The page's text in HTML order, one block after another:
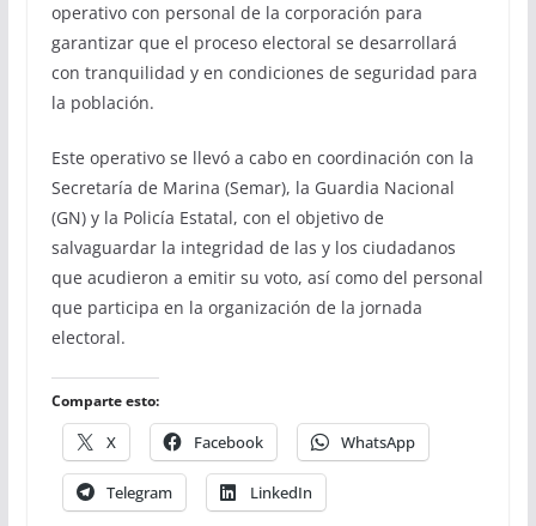
operativo con personal de la corporación para
garantizar que el proceso electoral se desarrollará
con tranquilidad y en condiciones de seguridad para
la población.
Este operativo se llevó a cabo en coordinación con la
Secretaría de Marina (Semar), la Guardia Nacional
(GN) y la Policía Estatal, con el objetivo de
salvaguardar la integridad de las y los ciudadanos
que acudieron a emitir su voto, así como del personal
que participa en la organización de la jornada
electoral.
Comparte esto:
X Facebook WhatsApp
Telegram LinkedIn